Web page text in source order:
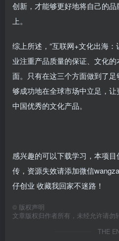
创新，才能够更好地将自己的
上。
综上所述，“互联网+文化出海
业注重产品质量的保证、文化
面。只有在这三个方面做到了
够成功地在全球市场中立足，
中国优秀的文化产品。
感兴趣的可以下载学习，本项
传，资源失效请添加微信
仔创业 收藏我回家不迷路！
© 版权声明
文章版权归作者所有，未经允许请勿
THE